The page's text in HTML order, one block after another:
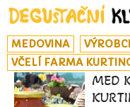
MEDOVINA VÝROBCI
VČELÍ FARMA
MED